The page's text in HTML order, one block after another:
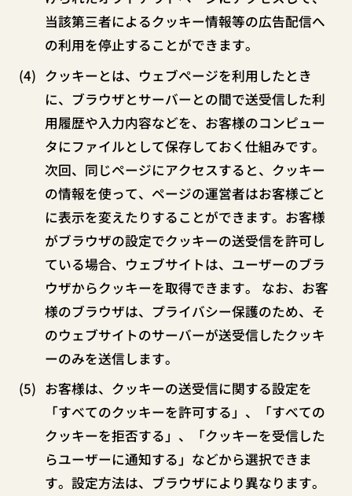
当該第三者によるクッキー情報等の広告配信へ
の利用を停止することができます。
クッキーとは、ウェブページを利用したとき
に、ブラウザとサーバーとの間で送受信した利
用履歴や入力内容などを、お客様のコンピュー
タにファイルとして保存しておく仕組みです。
次回、同じページにアクセスすると、クッキー
の情報を使って、ページの運営者はお客様ごと
に表示を変えたりすることができます。お客様
がブラウザの設定でクッキーの送受信を許可し
ている場合、ウェブサイトは、ユーザーのブラ
ウザからクッキーを取得できます。 なお、お客
様のブラウザは、プライバシー保護のため、そ
のウェブサイトのサーバーが送受信したクッキ
ーのみを送信します。
お客様は、クッキーの送受信に関する設定を
「すべてのクッキーを許可する」、「すべての
クッキーを拒否する」、「クッキーを受信した
らユーザーに通知する」などから選択できま
す。設定方法は、ブラウザにより異なります。